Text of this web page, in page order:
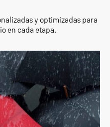
y optimizadas para
en cada etapa.